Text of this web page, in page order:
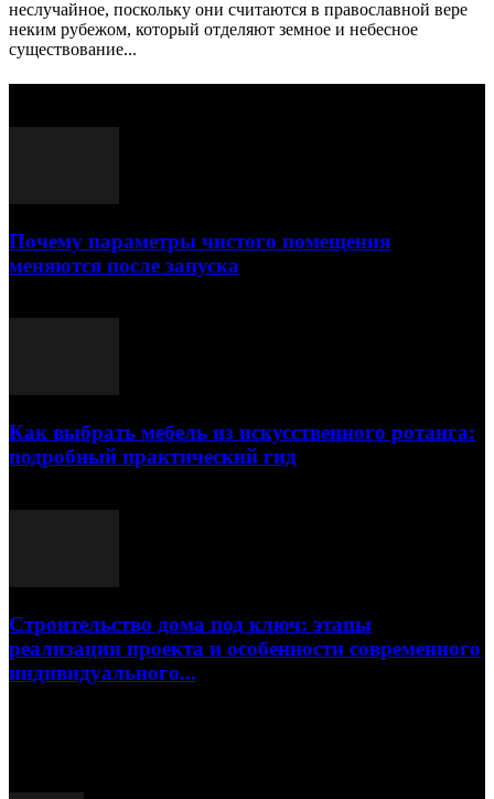
неслучайное, поскольку они считаются в православной вере
неким рубежом, который отделяют земное и небесное
существование...
Почему параметры чистого помещения
меняются после запуска
Как выбрать мебель из искусственного ротанга:
подробный практический гид
Строительство дома под ключ: этапы
реализации проекта и особенности современного
индивидуального...